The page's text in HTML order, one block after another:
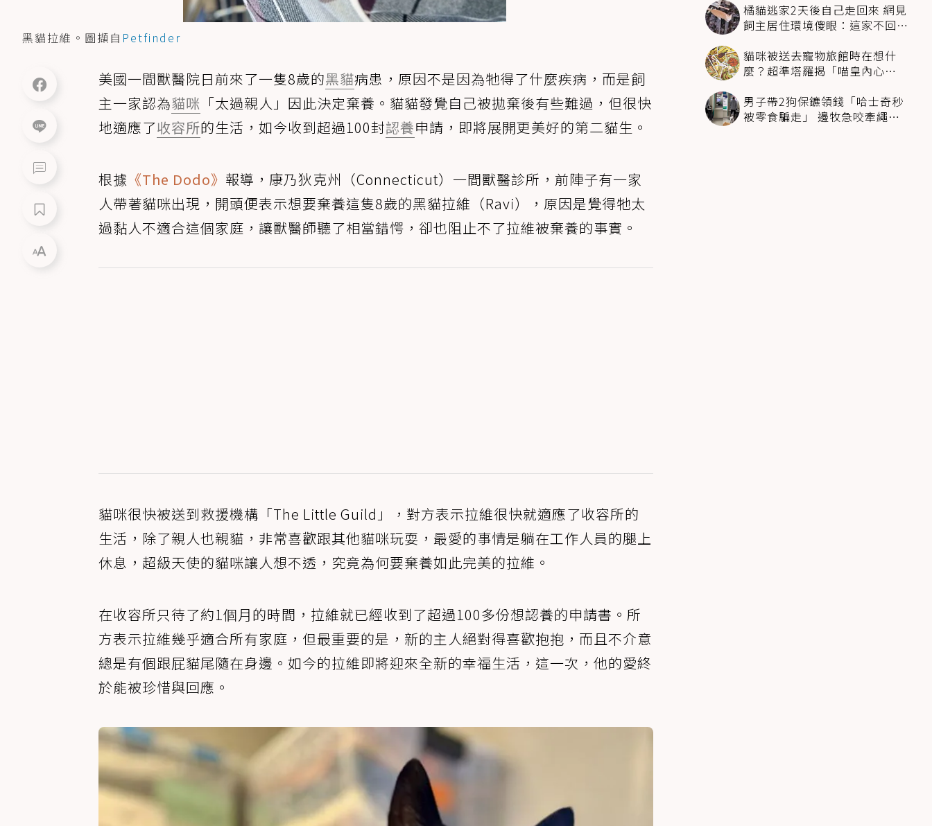
黑貓拉維。圖擷自 Petfinder
美國一間獸醫院日前來了一隻8歲的黑貓病患，原因不是因為牠得了什麼疾病，而是飼
主一家認為貓咪 「太過親人」因此決定棄養。貓貓發覺自己被拋棄後有些難過，但很快
地適應了收容所的生活，如今收到超過100封認養申請，即將展開更美好的第二貓生。
根據 《The Dodo》 報導，康乃狄克州（Connecticut）一間獸醫診所，前陣子有一家
人帶著貓咪出現，開頭便表示想要棄養這隻8歲的黑貓拉維（Ravi），原因是覺得牠太
過黏人不適合這個家庭，讓獸醫師聽了相當錯愕，卻也阻止不了拉維被棄養的事實。
貓咪很快被送到救援機構「The Little Guild」，對方表示拉維很快就適應了收容所的
生活，除了親人也親貓，非常喜歡跟其他貓咪玩耍，最愛的事情是躺在工作人員的腿上
休息，超級天使的貓咪讓人想不透，究竟為何要棄養如此完美的拉維。
在收容所只待了約1個月的時間，拉維就已經收到了超過100多份想認養的申請書。所
方表示拉維幾乎適合所有家庭，但最重要的是，新的主人絕對得喜歡抱抱，而且不介意
總是有個跟屁貓尾隨在身邊。如今的拉維即將迎來全新的幸福生活，這一次，他的愛終
於能被珍惜與回應。
橘貓逃家2天後自己走回來 網見
飼主居住環境傻眼：這家不回也
貓咪被送去寵物旅館時在想什
麼？超準塔羅揭「喵皇內心
男子帶2狗保鑣領錢「哈士奇秒
被零食騙走」 邊牧急咬牽繩拽